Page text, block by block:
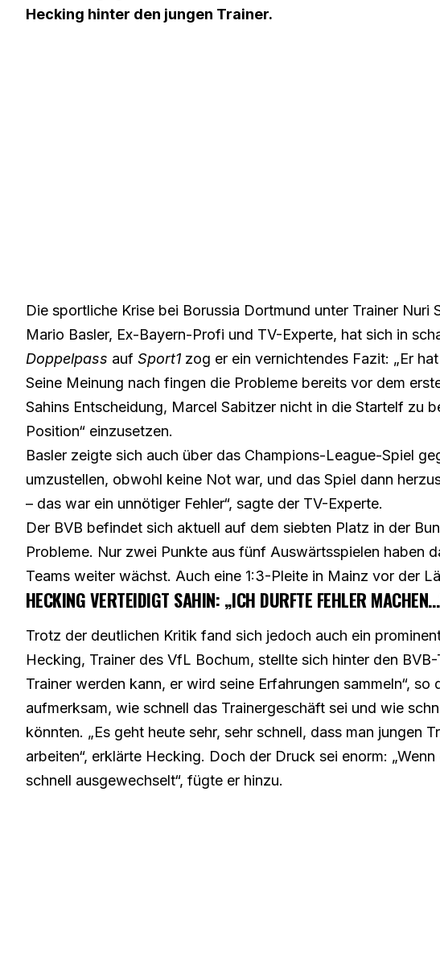
Hecking hinter den jungen Trainer.
Die sportliche Krise bei Borussia Dortmund unter Trainer
Mario Basler, Ex-Bayern-Profi und TV-Experte, hat sich in
Doppelpass auf Sport1 zog er ein vernichtendes Fazit: „Er
Seine Meinung nach fingen die Probleme bereits vor dem
Sahins Entscheidung, Marcel Sabitzer nicht in die Startelf zu
Position“ einzusetzen.
Basler zeigte sich auch über das Champions-League-Spiel
umzustellen, obwohl keine Not war, und das Spiel dann
– das war ein unnötiger Fehler“, sagte der TV-Experte.
Der BVB befindet sich aktuell auf dem siebten Platz in der
Probleme. Nur zwei Punkte aus fünf Auswärtsspielen haben
Teams weiter wächst. Auch eine 1:3-Pleite in Mainz vor der
HECKING VERTEIDIGT SAHIN: „ICH DURFTE FEHLER
Trotz der deutlichen Kritik fand sich jedoch auch ein
Hecking, Trainer des VfL Bochum, stellte sich hinter den
Trainer werden kann, er wird seine Erfahrungen sammeln“,
aufmerksam, wie schnell das Trainergeschäft sei und wie
könnten. „Es geht heute sehr, sehr schnell, dass man jungen
arbeiten“, erklärte Hecking. Doch der Druck sei enorm:
schnell ausgewechselt“, fügte er hinzu.